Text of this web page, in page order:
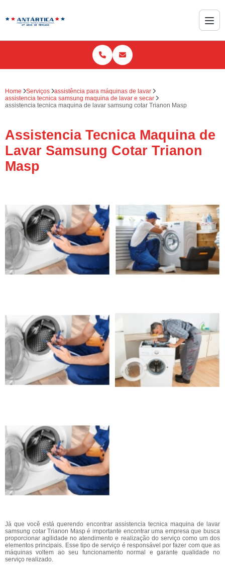
Home Serviços
assistência para máquinas de lavar
assistencia tecnica samsung maquina de lavar e secar
assistencia tecnica maquina de lavar samsung cotar Trianon Masp
Assistencia Tecnica Maquina de
Lavar Samsung Cotar Trianon
Masp
Já que você está querendo encontrar assistencia tecnica maquina de lavar
samsung cotar Trianon Masp é importante encontrar uma empresa que busca
proporcionar agilidade no atendimento e realização do serviço como um dos
elementos principais. Esse tipo de serviço é responsável por fazer com que as
máquinas voltem ao seu funcionamento normal e garante qualidade no
serviço realizado.